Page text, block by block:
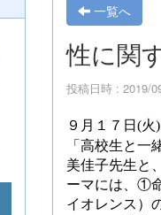
一覧へ
性に関
投稿日時 : 2019/
９月１７日 (火)
「高校生と
美佳子先生と
ーマには、①
イオレンス）